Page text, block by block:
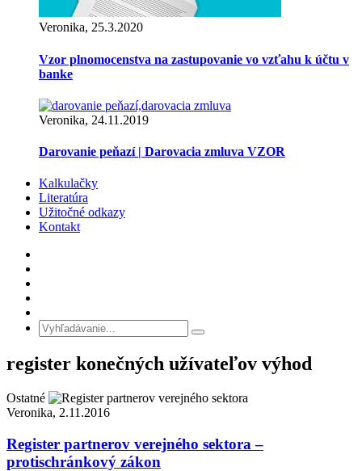
Veronika, 25.3.2020
Vzor plnomocenstva na zastupovanie vo vzťahu k účtu v
banke
Veronika, 24.11.2019
Darovanie peňazí | Darovacia zmluva VZOR
Kalkulačky
Literatúra
Užitočné odkazy
Kontakt
register konečných užívateľov výhod
Ostatné
Veronika, 2.11.2016
Register partnerov verejného sektora –
protischránkový zákon